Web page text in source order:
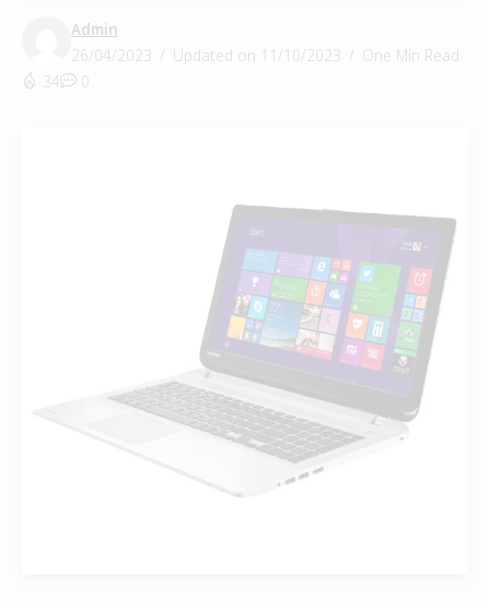
Admin
26/04/2023
Updated on 11/10/2023
One Min Read
34
0